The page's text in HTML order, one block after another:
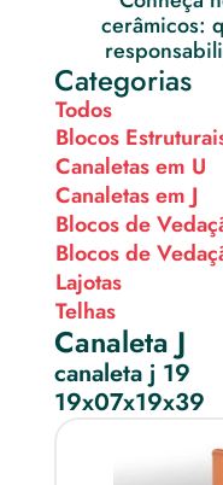
cerâmicos:
Categorias
Todos
Blocos
Canaletas em U
Canaletas em J
Blocos de
Blocos de
Lajotas
Telhas
Canaleta J
canaleta j 19
19x07x19x39